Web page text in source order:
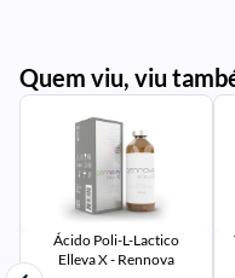
Quem viu, viu
UR
Ácido Poli-L-Lactico
Elleva X - Rennova